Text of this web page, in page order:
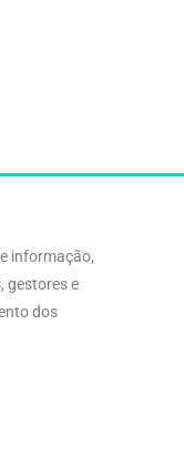
informação,
gestores e
dos